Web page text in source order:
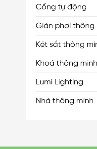
Cổng tự động
Giàn phơi thông
Két sắt thông
Khoá thông minh
Lumi Lighting
Nhà thông minh